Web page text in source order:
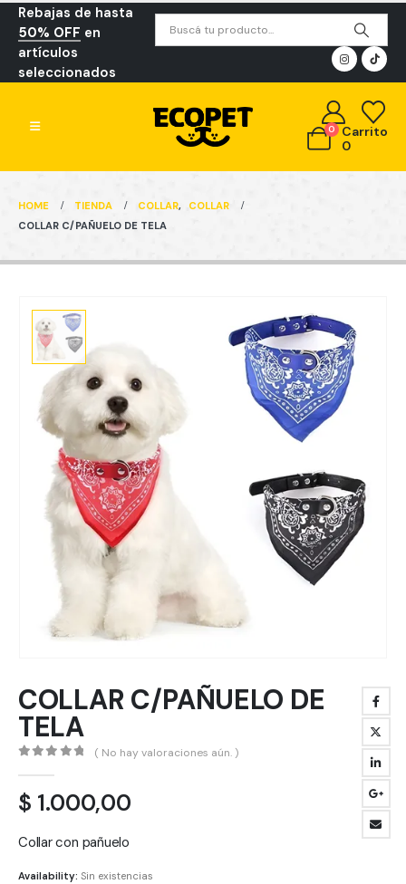
Rebajas de hasta
50% OFF en
artículos
seleccionados
0
Carrito
0
HOME TIENDA COLLAR,
COLLAR
COLLAR C/PAÑUELO DE TELA
COLLAR C/PAÑUELO DE
TELA
( No hay valoraciones aún. )
$ 1.000,00
Collar con pañuelo
Availability: Sin existencias